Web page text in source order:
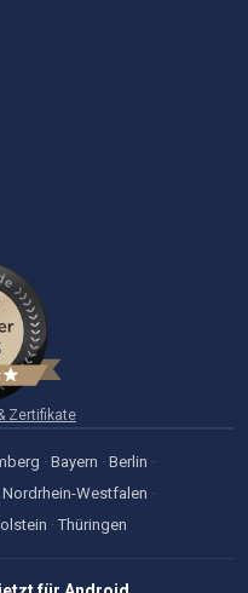
Zertifikate
· Bayern · Berlin ·
Nordrhein-Westfalen ·
· Thüringen